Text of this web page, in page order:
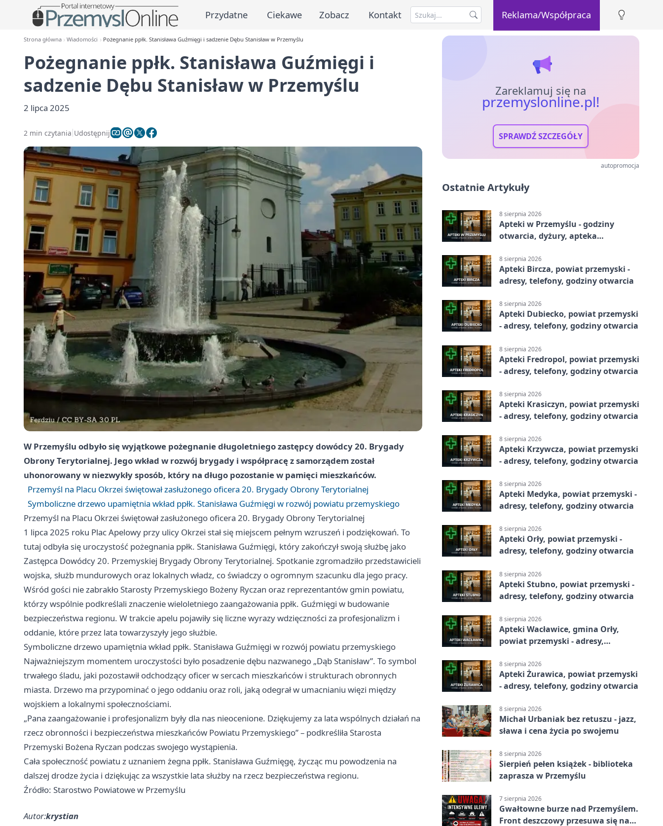
Przydatne Ciekawe Zobacz Kontakt Reklama/Współpraca
Strona główna Wiadomości Pożegnanie ppłk. Stanisława Guźmięgi i sadzenie Dębu Stanisław w Przemyślu
Pożegnanie ppłk. Stanisława Guźmięgi i
sadzenie Dębu Stanisław w Przemyślu
2 lipca 2025
2 min czytania Udostępnij
W Przemyślu odbyło się wyjątkowe pożegnanie długoletniego zastępcy dowódcy 20. Brygady
Obrony Terytorialnej. Jego wkład w rozwój brygady i współpracę z samorządem został
uhonorowany w niezwykły sposób, który na długo pozostanie w pamięci mieszkańców.
Przemyśl na Placu Okrzei świętował zasłużonego oficera 20. Brygady Obrony Terytorialnej
Symboliczne drzewo upamiętnia wkład ppłk. Stanisława Guźmięgi w rozwój powiatu przemyskiego
Przemyśl na Placu Okrzei świętował zasłużonego oficera 20. Brygady Obrony Terytorialnej
1 lipca 2025 roku Plac Apelowy przy ulicy Okrzei stał się miejscem pełnym wzruszeń i podziękowań. To
tutaj odbyła się uroczystość pożegnania ppłk. Stanisława Guźmięgi, który zakończył swoją służbę jako
Zastępca Dowódcy 20. Przemyskiej Brygady Obrony Terytorialnej. Spotkanie zgromadziło przedstawicieli
wojska, służb mundurowych oraz lokalnych władz, co świadczy o ogromnym szacunku dla jego pracy.
Wśród gości nie zabrakło Starosty Przemyskiego Bożeny Ryczan oraz reprezentantów gmin powiatu,
którzy wspólnie podkreślali znaczenie wieloletniego zaangażowania ppłk. Guźmięgi w budowanie
bezpieczeństwa regionu. W trakcie apelu pojawiły się liczne wyrazy wdzięczności za profesjonalizm i
oddanie, które przez lata towarzyszyły jego służbie.
Symboliczne drzewo upamiętnia wkład ppłk. Stanisława Guźmięgi w rozwój powiatu przemyskiego
Najważniejszym momentem uroczystości było posadzenie dębu nazwanego „Dąb Stanisław”. To symbol
trwałego śladu, jaki pozostawił odchodzący oficer w sercach mieszkańców i strukturach obronnych
miasta. Drzewo ma przypominać o jego oddaniu oraz roli, jaką odegrał w umacnianiu więzi między
wojskiem a lokalnymi społecznościami.
„Pana zaangażowanie i profesjonalizm były dla nas nieocenione. Dziękujemy za lata wspólnych działań na
rzecz obronności i bezpieczeństwa mieszkańców Powiatu Przemyskiego” – podkreśliła Starosta
Przemyski Bożena Ryczan podczas swojego wystąpienia.
Cała społeczność powiatu z uznaniem żegna ppłk. Stanisława Guźmięgę, życząc mu powodzenia na
dalszej drodze życia i dziękując za wszystkie lata służby na rzecz bezpieczeństwa regionu.
Źródło: Starostwo Powiatowe w Przemyślu
Autor:krystian
Zareklamuj się na
przemyslonline.pl!
SPRAWDŹ SZCZEGÓŁY
autopromocja
Ostatnie Artykuły
8 sierpnia 2026
Apteki w Przemyślu - godziny
otwarcia, dyżury, apteka
8 sierpnia 2026
Apteki Bircza, powiat przemyski -
adresy, telefony, godziny otwarcia
8 sierpnia 2026
Apteki Dubiecko, powiat przemyski
- adresy, telefony, godziny otwarcia
8 sierpnia 2026
Apteki Fredropol, powiat przemyski
- adresy, telefony, godziny otwarcia
8 sierpnia 2026
Apteki Krasiczyn, powiat przemyski
- adresy, telefony, godziny otwarcia
8 sierpnia 2026
Apteki Krzywcza, powiat przemyski
- adresy, telefony, godziny otwarcia
8 sierpnia 2026
Apteki Medyka, powiat przemyski -
adresy, telefony, godziny otwarcia
8 sierpnia 2026
Apteki Orły, powiat przemyski -
adresy, telefony, godziny otwarcia
8 sierpnia 2026
Apteki Stubno, powiat przemyski -
adresy, telefony, godziny otwarcia
8 sierpnia 2026
Apteki Wacławice, gmina Orły,
powiat przemyski - adresy,
8 sierpnia 2026
Apteki Żurawica, powiat przemyski
- adresy, telefony, godziny otwarcia
8 sierpnia 2026
Michał Urbaniak bez retuszu - jazz,
sława i cena życia po swojemu
8 sierpnia 2026
Sierpień pełen książek - biblioteka
zaprasza w Przemyślu
7 sierpnia 2026
Gwałtowne burze nad Przemyślem.
Front deszczowy przesuwa się na